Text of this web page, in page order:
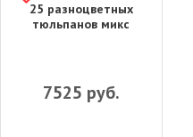
25 разноцветных
тюльпанов микс
7525 руб.